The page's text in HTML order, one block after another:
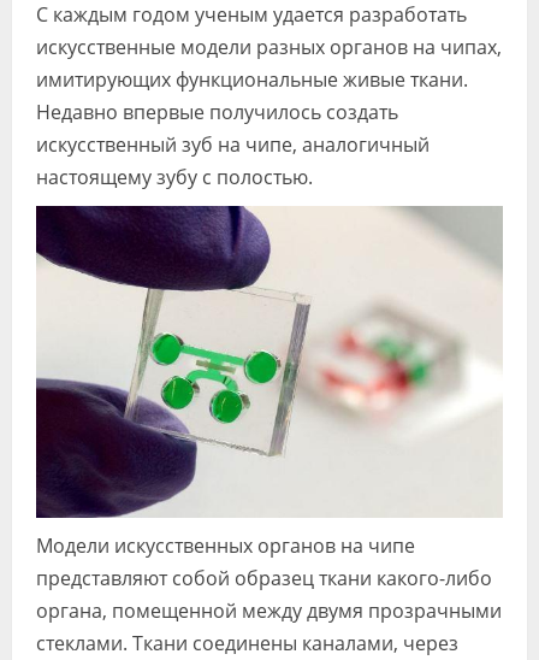
Форум
Клиники
Специалисты
Блоги
С каждым годом ученым удается разработать
искусственные модели разных органов на чипах,
имитирующих функциональные живые ткани.
Недавно впервые получилось создать
искусственный зуб на чипе, аналогичный
настоящему зубу с полостью.
Модели искусственных органов на чипе
представляют собой образец ткани какого-либо
органа, помещенной между двумя прозрачными
стеклами. Ткани соединены каналами, через